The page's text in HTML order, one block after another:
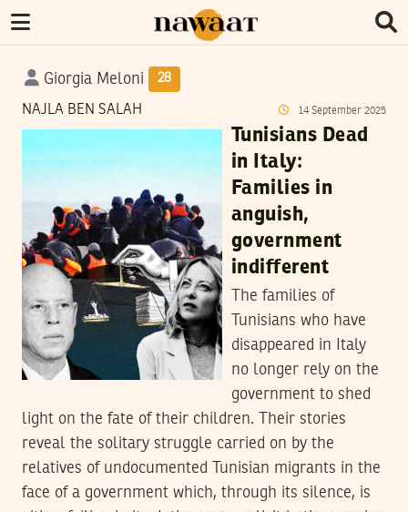
Giorgia Meloni 28
NAJLA BEN SALAH 14 September 2025
Tunisians Dead
in Italy:
Families in
anguish,
government
indifferent
The families of
Tunisians who have
disappeared in Italy
no longer rely on the
government to shed
light on the fate of their children. Their stories
reveal the solitary struggle carried on by the
relatives of undocumented Tunisian migrants in the
face of a government which, through its silence, is